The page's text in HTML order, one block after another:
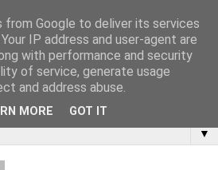
▼
from Google to deliver its services
IP address and user-agent are
with performance and security
of service, generate usage
and address abuse.
MORE GOT IT